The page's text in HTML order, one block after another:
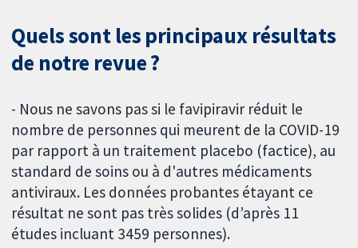
Quels sont les principaux résultats
de notre revue ?
- Nous ne savons pas si le favipiravir réduit le
nombre de personnes qui meurent de la COVID-19
par rapport à un traitement placebo (factice), au
standard de soins ou à d'autres médicaments
antiviraux. Les données probantes étayant ce
résultat ne sont pas très solides (d’après 11
études incluant 3459 personnes).